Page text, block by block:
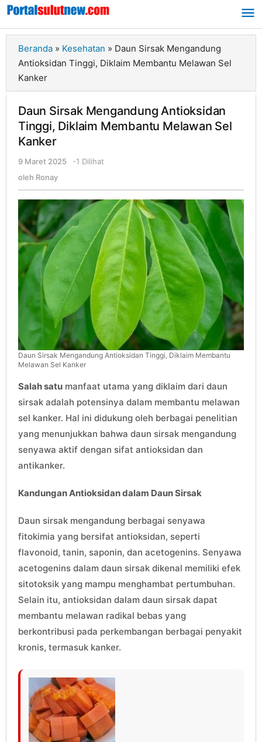
Lewati
konten
Beranda » Kesehatan » Daun Sirsak Mengandung
Antioksidan Tinggi, Diklaim Membantu Melawan Sel
Kanker
Daun Sirsak Mengandung Antioksidan
Tinggi, Diklaim Membantu Melawan Sel
Kanker
9 Maret 2025
oleh
-1 Dilihat
oleh Ronay
Daun Sirsak Mengandung Antioksidan Tinggi, Diklaim Membantu
Melawan Sel Kanker
Salah satu manfaat utama yang diklaim dari daun
sirsak adalah potensinya dalam membantu melawan
sel kanker. Hal ini didukung oleh berbagai penelitian
yang menunjukkan bahwa daun sirsak mengandung
senyawa aktif dengan sifat antioksidan dan
antikanker.
Kandungan Antioksidan dalam Daun Sirsak
Daun sirsak mengandung berbagai senyawa
fitokimia yang bersifat antioksidan, seperti
flavonoid, tanin, saponin, dan acetogenins. Senyawa
acetogenins dalam daun sirsak dikenal memiliki efek
sitotoksik yang mampu menghambat pertumbuhan.
Selain itu, antioksidan dalam daun sirsak dapat
membantu melawan radikal bebas yang
berkontribusi pada perkembangan berbagai penyakit
kronis, termasuk kanker.